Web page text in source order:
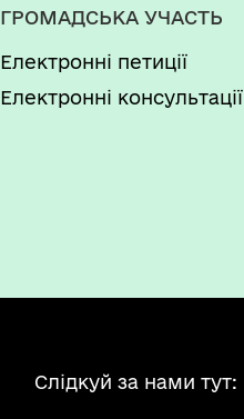
ГРОМАДСЬКА УЧАСТЬ
Електронні петиції
Електронні консультації
Слідкуй за нами тут: